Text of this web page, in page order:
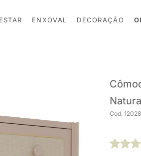
ENXOVAL DECORAÇÃO
Cod.